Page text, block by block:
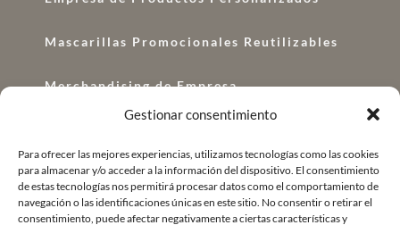
Gestionar consentimiento
Para ofrecer las mejores experiencias, utilizamos tecnologías como las cookies
para almacenar y/o acceder a la información del dispositivo. El consentimiento
de estas tecnologías nos permitirá procesar datos como el comportamiento de
navegación o las identificaciones únicas en este sitio. No consentir o retirar el
consentimiento, puede afectar negativamente a ciertas características y
Mascarillas Promocionales Reutilizables
Merchandising de Empresa
Regalos Corporativos
Regalo de Empresa Original